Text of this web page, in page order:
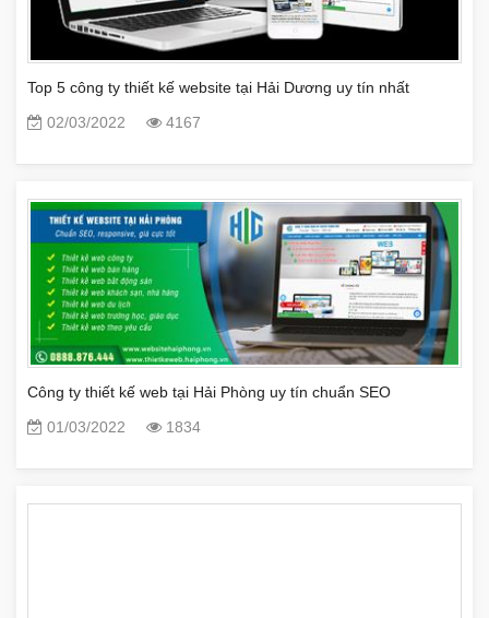
Top 5 công ty thiết kế website tại Hải Dương uy tín nhất
02/03/2022
4167
Công ty thiết kế web tại Hải Phòng uy tín chuẩn SEO
01/03/2022
1834